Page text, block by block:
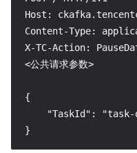
Host:
Content-Type:
X-TC-Action:
<公共请求参数>
{
"TaskId":
}